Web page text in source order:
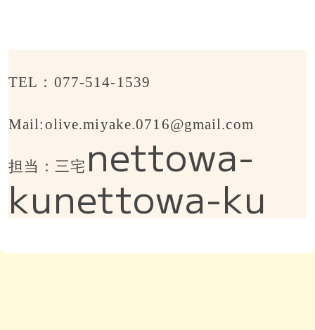
TEL ： 077‐514‐1539
Mail:olive.miyake.0716@gmail.com
担当：三宅 nettowa-
kunettowa-ku